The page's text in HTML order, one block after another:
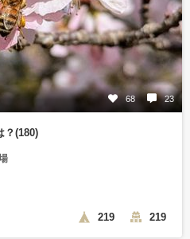
68 23
？(180)
219 219